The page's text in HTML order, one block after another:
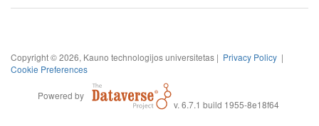
Copyright © 2026, Kauno technologijos universitetas | Privacy Policy |
Cookie Preferences
Powered by
v. 6.7.1 build 1955-8e18f64